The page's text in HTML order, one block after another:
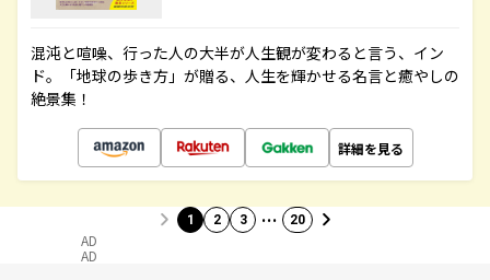
混沌と喧噪、行った人の大半が人生観が変わると言う、イン
ド。「地球の歩き方」が贈る、人生を輝かせる名言と癒やしの
絶景集！
詳細を見る
1 2 3 … 20
AD
AD